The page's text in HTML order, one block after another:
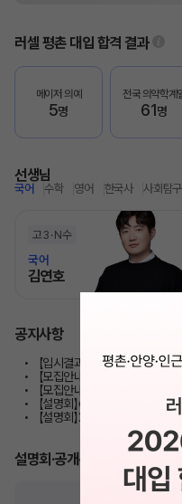
러셀 평촌 대입 합격 결과
메이저 의예
5명
전국 의약학계
61명
선생님
국어 수학 영어 한국사 사회탐구
고3 N수
국어
김연호
공지사항
【입시결과】2026학년도 대
【모집안내】2027 반수반 /
【모집안내】 재학생 정규반 모집
【설명회】《고1/고2》학교별 내
【설명회】2027학년도 약술
설명회·공개특강